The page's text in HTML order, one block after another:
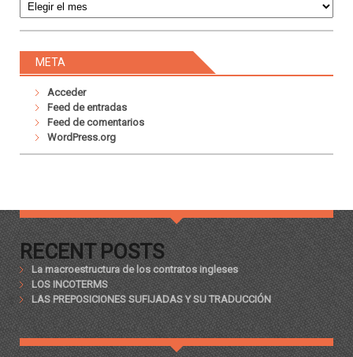
META
Acceder
Feed de entradas
Feed de comentarios
WordPress.org
RECENT POSTS
La macroestructura de los contratos ingleses
LOS INCOTERMS
LAS PREPOSICIONES SUFIJADAS Y SU TRADUCCIÓN